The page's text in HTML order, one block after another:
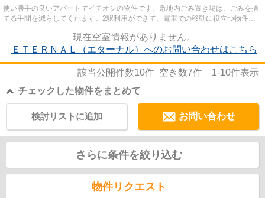
使い勝手の良いアパートでイチオシの物件です。敷地内ごみ置き場は、ごみを捨
てる手間を減らしてくれます。2駅利用ができて、電車での移動に役立つ物件で
現在空室情報がありません。
ＥＴＥＲＮＡＬ（エターナル）へのお問い合わせはこちら
該当公開件数10件 空き数7件 1-10件表示
チェックした物件をまとめて
お問い合わせ
検討リストに追加
さらに条件を絞り込む
物件リクエスト